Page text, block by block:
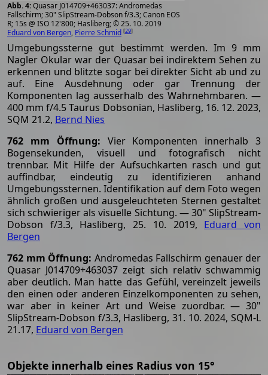
Quasar J014709+463037: Andromedas
Fallschirm; 30" SlipStream-Dobson f/3.3; Canon EOS
R; 15s @ ISO 12'800; Hasliberg; © 25. 10. 2019
Eduard von Bergen, Pierre Schmid [29]
Umgebungssterne gut bestimmt werden. Im 9 mm
Nagler Okular war der Quasar bei indirektem Sehen zu
erkennen und blitzte sogar bei direkter Sicht ab und zu
auf. Eine Ausdehnung oder gar Trennung der
Komponenten lag ausserhalb des Wahrnehmbaren. —
400 mm f/4.5 Taurus Dobsonian, Hasliberg, 16. 12. 2023,
SQM 21.2, Bernd Nies
762 mm Öffnung: Vier Komponenten innerhalb 3
Bogensekunden, visuell und fotografisch nicht
trennbar. Mit Hilfe der Aufsuchkarten rasch und gut
auffindbar, eindeutig zu identifizieren anhand
Umgebungssternen. Identifikation auf dem Foto wegen
ähnlich großen und ausgeleuchteten Sternen gestaltet
sich schwieriger als visuelle Sichtung. — 30" SlipStream-
Dobson f/3.3, Hasliberg, 25. 10. 2019, Eduard von
Bergen
762 mm Öffnung: Andromedas Fallschirm genauer der
Quasar J014709+463037 zeigt sich relativ schwammig
aber deutlich. Man hatte das Gefühl, vereinzelt jeweils
den einen oder anderen Einzelkomponenten zu sehen,
war aber in keiner Art und Weise zuordbar. — 30"
SlipStream-Dobson f/3.3, Hasliberg, 31. 10. 2024, SQM-L
21.17, Eduard von Bergen
Objekte innerhalb eines Radius von 15°